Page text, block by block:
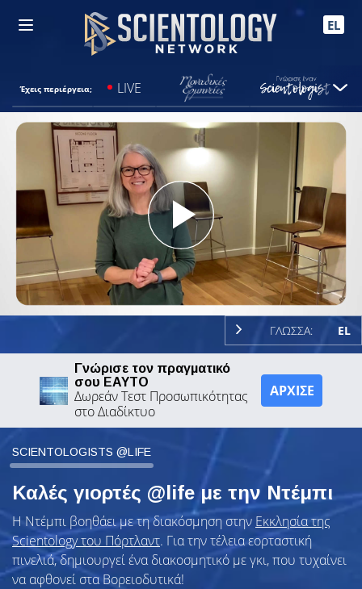
EL
Έχεις περιέργεια; LIVE
Play
Video
ΓΛΩΣΣΑ: EL
Γνώρισε τον πραγματικό
σου ΕΑΥΤΟ
Δωρεάν Τεστ Προσωπικότητας
στο Διαδίκτυο
ΑΡΧΙΣΕ
SCIENTOLOGISTS @LIFE
Καλές γιορτές @life με την Ντέμπι
Η Ντέμπι βοηθάει με τη διακόσμηση στην Εκκλησία της
Scientology του Πόρτλαντ. Για την τέλεια εορταστική
πινελιά, δημιουργεί ένα διακοσμητικό με γκι, που τυχαίνει
να αφθονεί στα Βορειοδυτικά!